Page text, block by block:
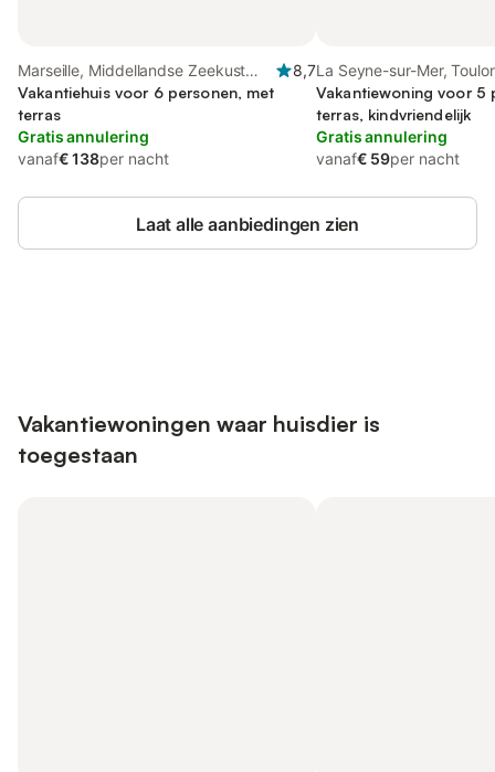
Marseille, Middellandse Zeekust
(Frankrijk)
8,7
Vakantiehuis voor 6 personen, met
terras
Gratis annulering
vanaf€ 138per nacht
La Seyne-sur-Mer,
Vakantiewoning voor 5
terras, kindvriendelijk
Gratis annulering
vanaf€ 59per nacht
Laat alle aanbiedingen zien
Vakantiewoningen waar huisdier is
toegestaan